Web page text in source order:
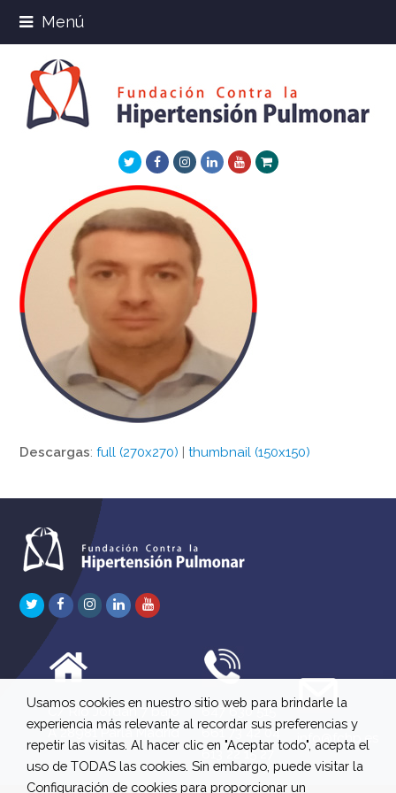
Menú
TwitterFacebookInstagram
LinkedInYoutube
Xing
Descargas:full (270x270) |thumbnail (150x150)
TwitterFacebook
Instagram
LinkedInYoutube
C/ Río Jordán 7 bajo
A 28981 Parla Madrid
647 630 515
661 73 42 04
613 22 15 27
info@fchp.es
Usamos cookies en nuestro sitio web para brindarle la
experiencia más relevante al recordar sus preferencias y
repetir las visitas. Al hacer clic en "Aceptar todo", acepta el
uso de TODAS las cookies. Sin embargo, puede visitar la
Configuración de cookies para proporcionar un